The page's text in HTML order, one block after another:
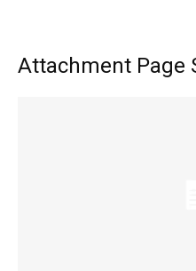
Attachment Page